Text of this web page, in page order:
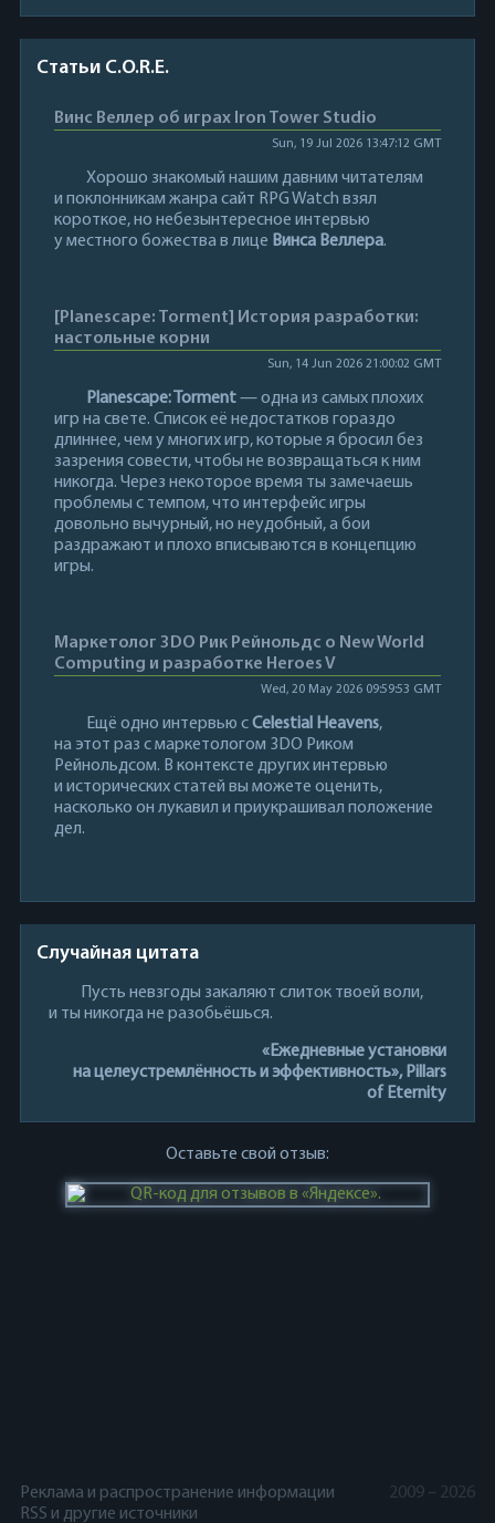
Статьи C.O.R.E.
Винс Веллер об играх Iron Tower Studio
Sun, 19 Jul 2026 13:47:12 GMT
Хорошо знакомый нашим давним читателям
и поклонникам жанра сайт RPG Watch взял
короткое, но небезынтересное интервью
у местного божества в лице Винса Веллера.
[Planescape: Torment] История разработки:
настольные корни
Sun, 14 Jun 2026 21:00:02 GMT
Planescape: Torment— одна из самых плохих
игр на свете. Список её недостатков гораздо
длиннее, чем у многих игр, которые я бросил без
зазрения совести, чтобы не возвращаться к ним
никогда. Через некоторое время ты замечаешь
проблемы с темпом, что интерфейс игры
довольно вычурный, но неудобный, а бои
раздражают и плохо вписываются в концепцию
игры.
Маркетолог 3DO Рик Рейнольдс о New World
Computing и разработке Heroes V
Wed, 20 May 2026 09:59:53 GMT
Ещё одно интервью сCelestial Heavens,
на этот раз с маркетологом 3DO Риком
Рейнольдсом. В контексте других интервью
и исторических статей вы можете оценить,
насколько он лукавил и приукрашивал положение
дел.
Случайная цитата
Пусть невзгоды закаляют слиток твоей воли,
и ты никогда не разобьёшься.
«Ежедневные установки
на целеустремлённость и эффективность», Pillars
of Eternity
Оставьте свой отзыв:
Реклама и распространение информации
RSS и другие источники
2009 – 2026